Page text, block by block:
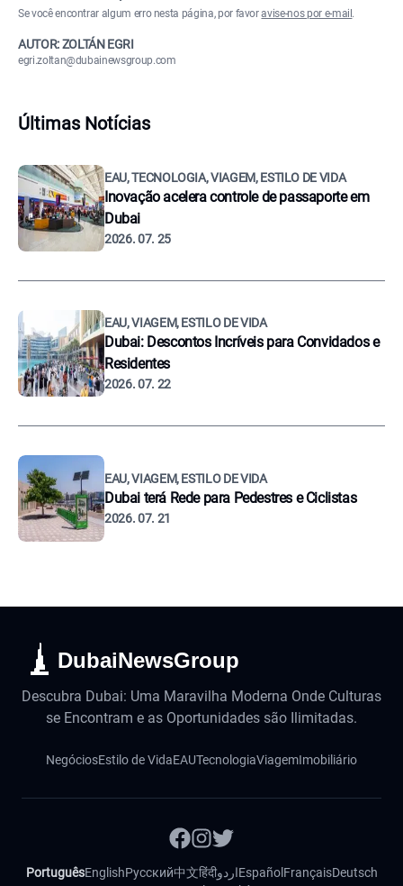
Se você encontrar algum erro nesta página, por favoravise-nos por e-mail .
AUTOR: ZOLTÁN EGRI
egri.zoltan@dubainewsgroup.com
Últimas Notícias
EAU, TECNOLOGIA, VIAGEM, ESTILO DE VIDA
Inovação acelera controle de passaporte em
Dubai
2026. 07. 25
EAU, VIAGEM, ESTILO DE VIDA
Dubai: Descontos Incríveis para Convidados e
Residentes
2026. 07. 22
EAU, VIAGEM, ESTILO DE VIDA
Dubai terá Rede para Pedestres e Ciclistas
2026. 07. 21
DubaiNewsGroup
Descubra Dubai: Uma Maravilha Moderna Onde Culturas
se Encontram e as Oportunidades são Ilimitadas.
NegóciosEstilo de VidaEAUTecnologiaViagemImobiliário
PortuguêsEnglishРусский中文हिंदीاردوEspañol FrançaisDeutsch